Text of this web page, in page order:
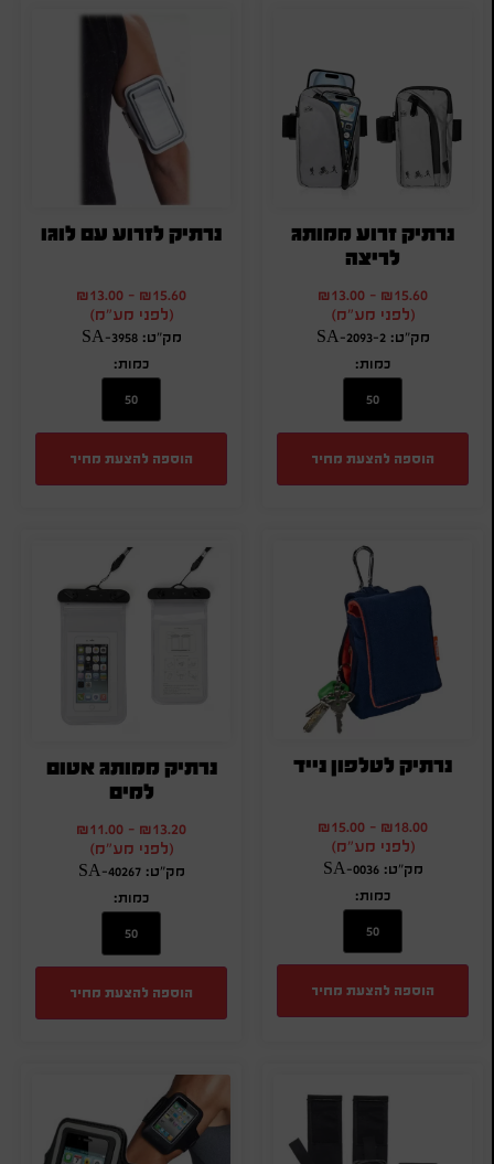
נרתיק זרוע ממותג
לריצה
₪15.60
-
₪13.00
(לפני מע"מ)
מק"ט: SA-2093-2
כמות:
הוספה להצעת מחיר
נרתיק לזרוע עם לוגו
₪15.60
-
₪13.00
(לפני מע"מ)
מק"ט: SA-3958
כמות:
הוספה להצעת מחיר
נרתיק לטלפון נייד
₪18.00
-
₪15.00
(לפני מע"מ)
מק"ט: SA-0036
כמות:
הוספה להצעת מחיר
נרתיק ממותג אטום
למים
₪13.20
-
₪11.00
(לפני מע"מ)
מק"ט: SA-40267
כמות:
הוספה להצעת מחיר